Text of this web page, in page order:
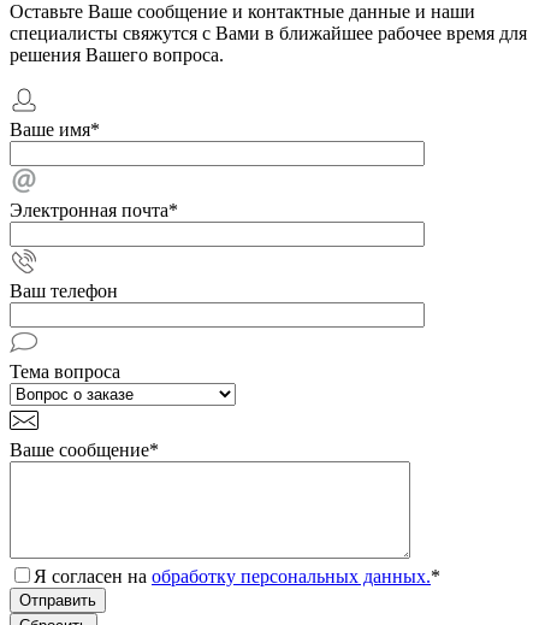
Оставьте Ваше сообщение и контактные данные и наши
специалисты свяжутся с Вами в ближайшее рабочее время для
решения Вашего вопроса.
Ваше имя*
Электронная почта*
Ваш телефон
Тема вопроса
Ваше сообщение*
Я согласен на обработку персональных данных.*